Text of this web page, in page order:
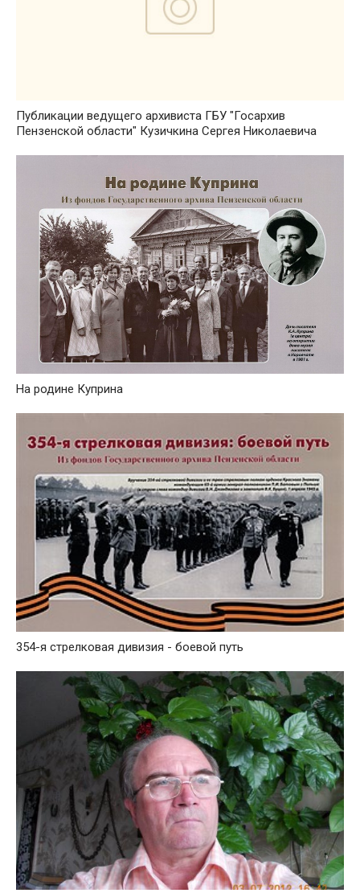
Публикации ведущего архивиста ГБУ "Госархив
Пензенской области" Кузичкина Сергея Николаевича
На родине Куприна
354-я стрелковая дивизия - боевой путь